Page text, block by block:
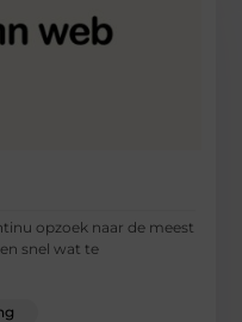
opzoek naar de meest
snel wat te